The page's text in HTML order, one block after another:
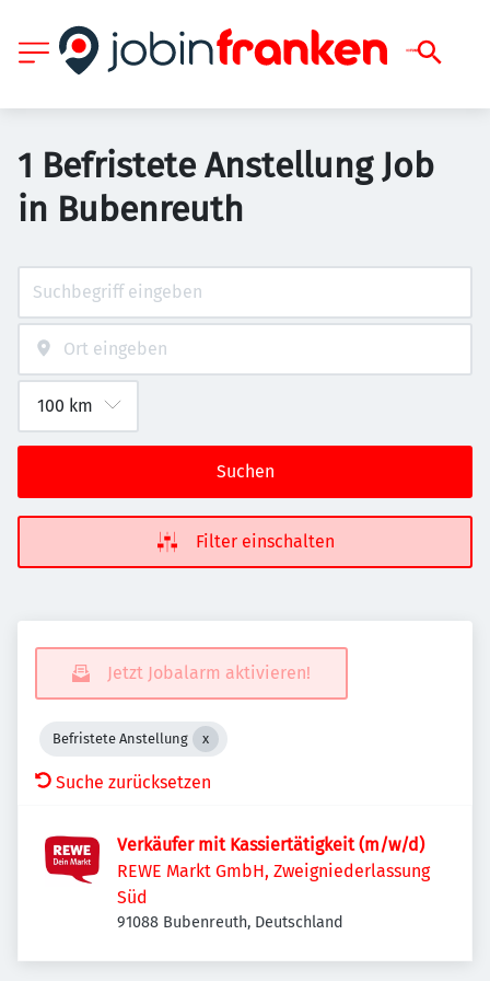
1 Befristete Anstellung Job
in Bubenreuth
Suchen
Filter einschalten
Jetzt Jobalarm aktivieren!
Befristete Anstellung
Suche zurücksetzen
Verkäufer mit Kassiertätigkeit (m/w/d)
REWE Markt GmbH, Zweigniederlassung
Süd
91088 Bubenreuth, Deutschland